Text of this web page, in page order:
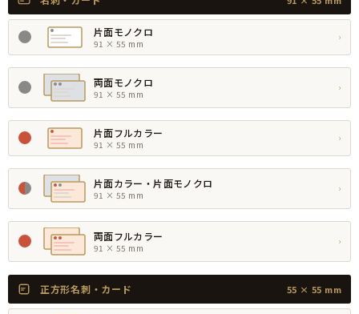
片面モノクロ
91 × 55 mm
›
両面モノクロ
91 × 55 mm
›
片面フルカラー
91 × 55 mm
›
片面カラー・片面モノクロ
91 × 55 mm
›
両面フルカラー
91 × 55 mm
›
正方形名刺・カード 55 × 55 mm